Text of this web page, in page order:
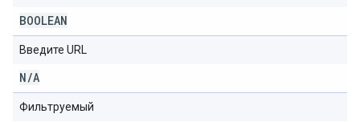
BOOLEAN
Введите URL
N/A
Фильтруемый